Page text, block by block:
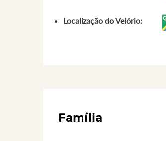
Localização do Velório:
Família